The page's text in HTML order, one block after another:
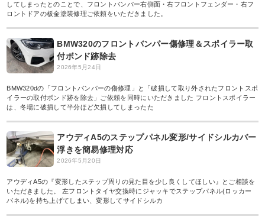
してしまったとのことで、フロントバンパー右側面・右フロントフェンダー・右フ
ロントドアの板金塗装修理ご依頼をいただきました。
BMW320のフロントバンパー傷修理＆スポイラー取
付ボンド跡除去
2026年5月24日
BMW320dの「フロントバンパーの傷修理」と「破損して取り外されたフロントスポ
イラーの取付ボンド跡を除去」ご依頼を同時にいただきました フロントスポイラー
は、冬場に破損して半分ほど欠損してしまったた
アウディA5のステップパネル変形/サイドシルカバー
浮きを簡易修理対応
2026年5月20日
アウディA5の『変形したステップ周りの見た目を少し良くしてほしい』とご相談を
いただきました。 左フロントタイヤ交換時にジャッキでステップパネル(ロッカー
パネル)を持ち上げてしまい、変形してサイドシルカ